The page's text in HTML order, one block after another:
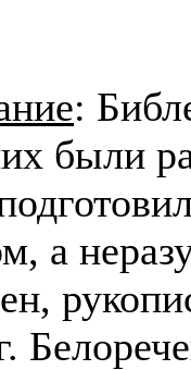
:
были
а